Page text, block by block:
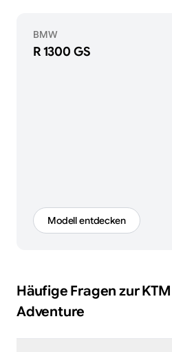
BMW
R 1300 GS
Modell entdecken
Häufige Fragen zurKTM
Adventure